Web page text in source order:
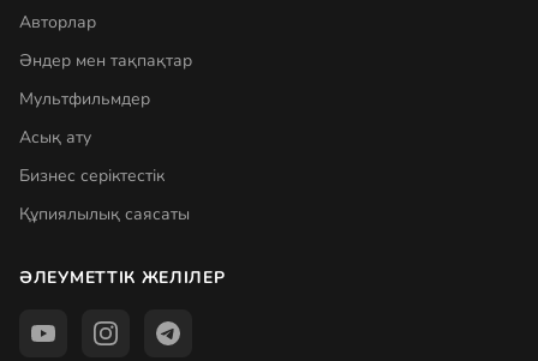
Авторлар
Әндер мен тақпақтар
Мультфильмдер
Асық ату
Бизнес серіктестік
Құпиялылық саясаты
ӘЛЕУМЕТТІК ЖЕЛІЛЕР